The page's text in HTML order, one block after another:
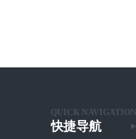
QUICK NAVIGATION
快捷导航